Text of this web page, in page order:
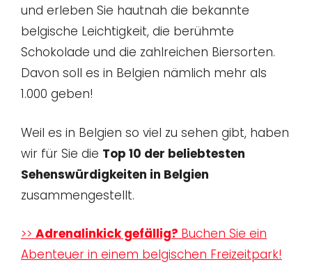
und erleben Sie hautnah die bekannte
belgische Leichtigkeit, die berühmte
Schokolade und die zahlreichen Biersorten.
Davon soll es in Belgien nämlich mehr als
1.000 geben!
Weil es in Belgien so viel zu sehen gibt, haben
wir für Sie die Top 10 der beliebtesten
Sehenswürdigkeiten in Belgien
zusammengestellt.
>> Adrenalinkick gefällig? Buchen Sie ein
Abenteuer in einem belgischen Freizeitpark!